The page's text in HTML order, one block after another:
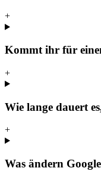
+
Kommt ihr für
+
Wie lange dauert
+
Was ändern